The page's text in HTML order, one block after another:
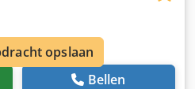
Bellen
opslaan